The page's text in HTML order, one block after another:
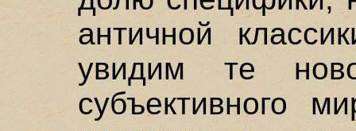
античной
увидим те
субъективного